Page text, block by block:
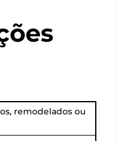
remodelados ou